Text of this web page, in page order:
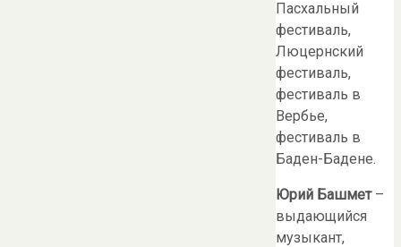
Пасхальный
фестиваль,
Люцернский
фестиваль,
фестиваль в
Вербье,
фестиваль в
Баден-Бадене.
Юрий Башмет–
выдающийся
музыкант,